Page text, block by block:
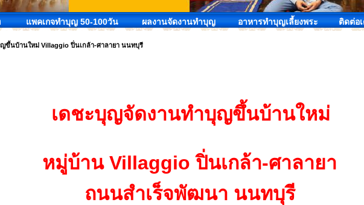
แพคเกจทำบุญ 50-100วัน ผลงานจัดงานทำบุญ อาหารทำบุญเลี้ยงพระ ติดต่อ
ขึ้นบ้านใหม่ Villaggio ปิ่นเกล้า-ศาลายา นนทบุรี
เดชะบุญจัดงานทำบุญขึ้นบ้านใหม่
หมู่บ้าน Villaggio ปิ่นเกล้า-ศาลายา
ถนนสำเร็จพัฒนา นนทบุรี